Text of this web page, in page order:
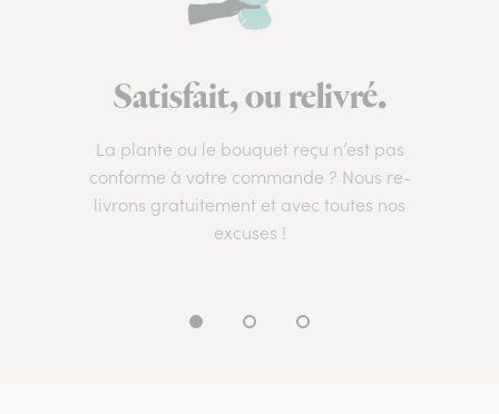
Satisfait, ou relivré.
La plante ou le bouquet reçu n’est pas
conforme à votre commande ? Nous re-
livrons gratuitement et avec toutes nos
excuses !